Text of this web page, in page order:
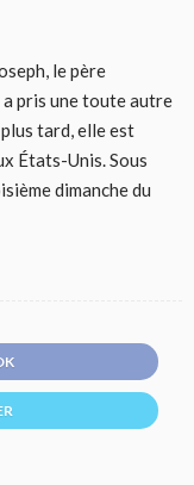
le père
pris une toute autre
tard, elle est
États-Unis. Sous
dimanche du